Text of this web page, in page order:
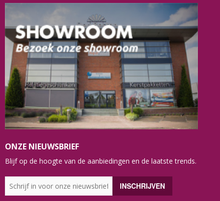
ONZE NIEUWSBRIEF
Blijf op de hoogte van de aanbiedingen en de laatste trends.